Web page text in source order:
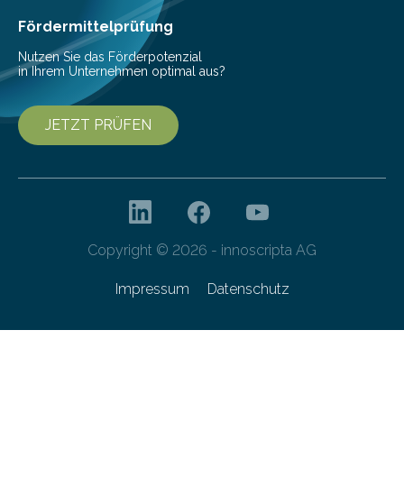
bis 16:00 Uhr, ein virtuelles Partnering Event zum
Forschungsprogramm „Datenrekonstruktion…
Fördermittelprüfung
Nutzen Sie das Förderpotenzial
in Ihrem Unternehmen optimal aus?
JETZT PRÜFEN
Copyright © 2026 - innoscripta AG
Impressum Datenschutz